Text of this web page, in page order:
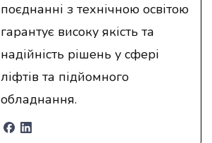
поєднанні з технічною освітою
гарантує високу якість та
надійність рішень у сфері
ліфтів та підйомного
обладнання.